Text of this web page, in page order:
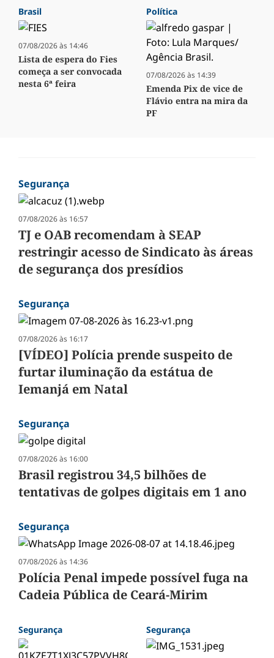
Brasil
07/08/2026 às 14:46
Lista de espera do Fies
começa a ser convocada
nesta 6ª feira
Política
07/08/2026 às 14:39
Emenda Pix de vice de
Flávio entra na mira da
PF
Segurança
07/08/2026 às 16:57
TJ e OAB recomendam à SEAP
restringir acesso de Sindicato às áreas
de segurança dos presídios
Segurança
07/08/2026 às 16:17
[VÍDEO] Polícia prende suspeito de
furtar iluminação da estátua de
Iemanjá em Natal
Segurança
07/08/2026 às 16:00
Brasil registrou 34,5 bilhões de
tentativas de golpes digitais em 1 ano
Segurança
07/08/2026 às 14:36
Polícia Penal impede possível fuga na
Cadeia Pública de Ceará-Mirim
Segurança Segurança